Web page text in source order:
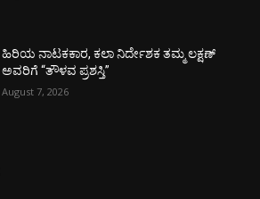
ಹಿರಿಯ ನಾಟಕಕಾರ, ಕಲಾ ನಿರ್ದೇಶಕ ತಮ್ಮ ಲಕ್ಷಣ್
ಅವರಿಗೆ “ತೌಳವ ಪ್ರಶಸ್ತಿ”
August 7, 2026